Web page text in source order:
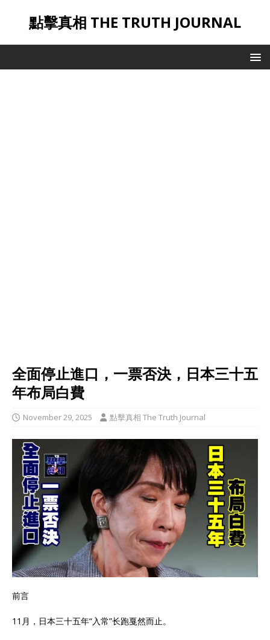
點擊真相 THE TRUTH JOURNAL
全面停止進口，一票否決，日本三十五
年布局白費
November 29, 2025 點擊真相 The Truth Journal
前言
11月，日本三十五年“入常”长跑戛然而止。